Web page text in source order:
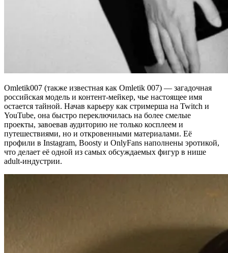
Omletik007 (также известная как Omletik 007) — загадочная
российская модель и контент-мейкер, чье настоящее имя
остается тайной. Начав карьеру как стримерша на Twitch и
YouTube, она быстро переключилась на более смелые
проекты, завоевав аудиторию не только косплеем и
путешествиями, но и откровенными материалами. Её
профили в Instagram, Boosty и OnlyFans наполнены эротикой,
что делает её одной из самых обсуждаемых фигур в нише
adult-индустрии.